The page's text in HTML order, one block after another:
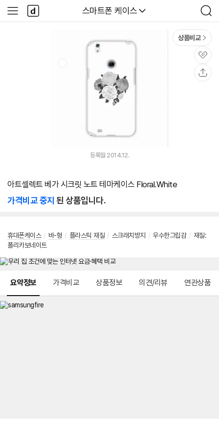
다나와
스마트폰 케이스
검
색
사
이
다
나
와
상품비교
관
심
등록월 2014.12.
아트셀렉트 베가 시크릿 노트 테마케이스 Floral.White
가격비교 중지 된 상품입니다.
휴대폰케이스 / 바-형 / 플라스틱 재질 / 스크래치방지 / 우수한그립감 / 재질:
폴리카보네이트
요약정보 가격비교 상품정보 의견/리뷰 연관상품